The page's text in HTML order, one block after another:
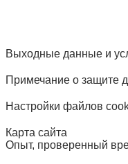
Выходные данные и
Примечание о защите
Настройки файлов
Карта сайта
Опыт, проверенный